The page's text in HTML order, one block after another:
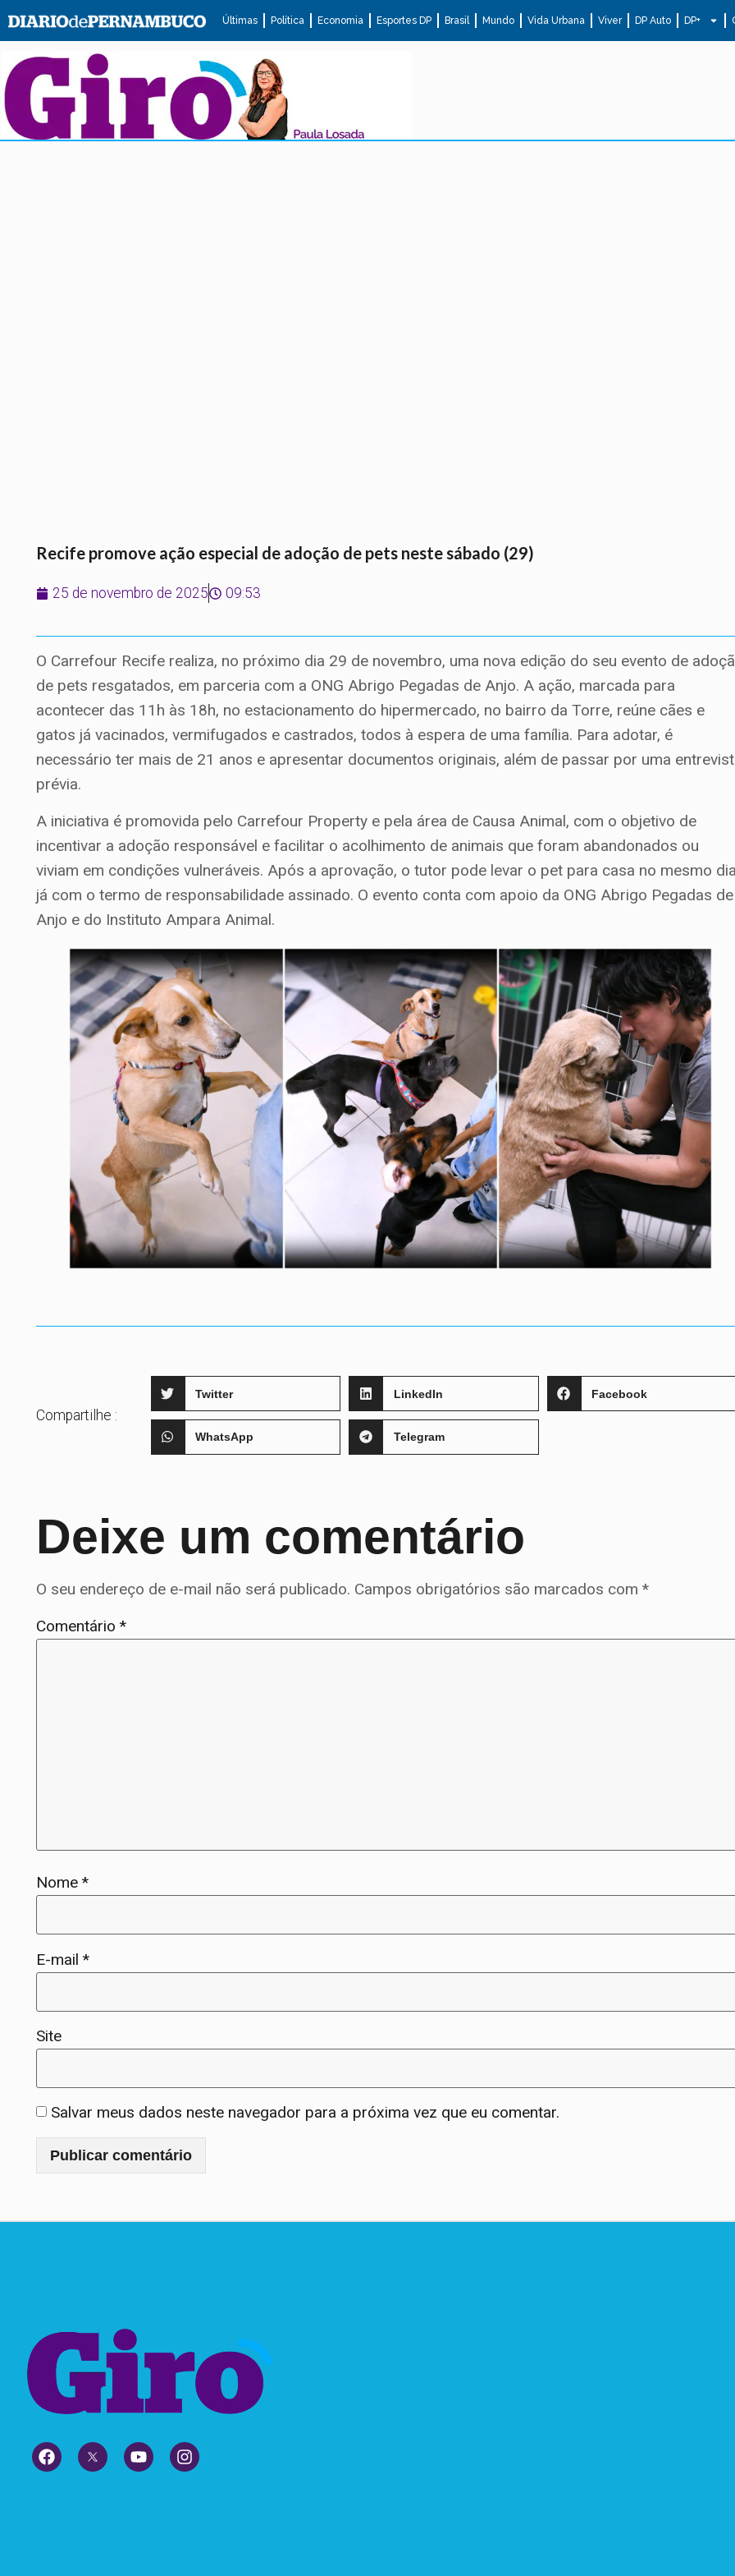
Últimas Política Economia Esportes DP Brasil Mundo Vida Urbana Viver DP Auto DP+
Recife promove ação especial de adoção de pets neste sábado (29)
25 de novembro de 2025 09:53
O Carrefour Recife realiza, no próximo dia 29 de novembro, uma nova edição do seu evento de
de pets resgatados, em parceria com a ONG Abrigo Pegadas de Anjo. A ação, marcada para
acontecer das 11h às 18h, no estacionamento do hipermercado, no bairro da Torre, reúne cães e
gatos já vacinados, vermifugados e castrados, todos à espera de uma família. Para adotar, é
necessário ter mais de 21 anos e apresentar documentos originais, além de passar por uma
prévia.
A iniciativa é promovida pelo Carrefour Property e pela área de Causa Animal, com o objetivo de
incentivar a adoção responsável e facilitar o acolhimento de animais que foram abandonados ou
viviam em condições vulneráveis. Após a aprovação, o tutor pode levar o pet para casa no mesmo
já com o termo de responsabilidade assinado. O evento conta com apoio da ONG Abrigo Pegadas de
Anjo e do Instituto Ampara Animal.
Compartilhe :
Twitter LinkedIn Facebook
WhatsApp Telegram
Deixe um comentário
O seu endereço de e-mail não será publicado. Campos obrigatórios são marcados com*
Comentário*
Nome*
E-mail*
Site
Salvar meus dados neste navegador para a próxima vez que eu comentar.